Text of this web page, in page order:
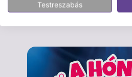
Testreszabás